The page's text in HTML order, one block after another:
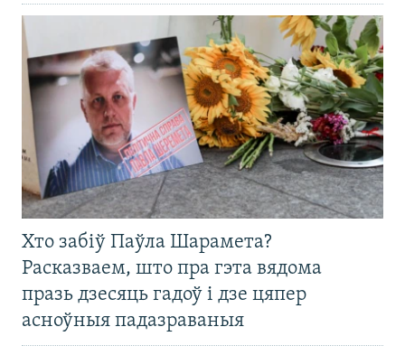
Хто забіў Паўла Шарамета?
Расказваем, што пра гэта вядома
празь дзесяць гадоў і дзе цяпер
асноўныя падазраваныя